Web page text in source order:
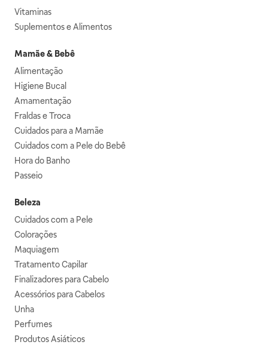
Vitaminas
Suplementos e Alimentos
Mamãe & Bebê
Alimentação
Higiene Bucal
Amamentação
Fraldas e Troca
Cuidados para a Mamãe
Cuidados com a Pele do Bebê
Hora do Banho
Passeio
Beleza
Cuidados com a Pele
Colorações
Maquiagem
Tratamento Capilar
Finalizadores para Cabelo
Acessórios para Cabelos
Unha
Perfumes
Produtos Asiáticos